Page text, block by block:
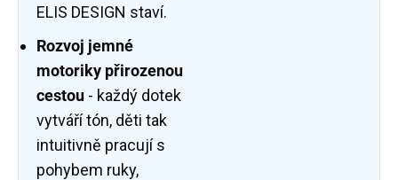
ELIS DESIGN staví.
Rozvoj jemné
motoriky přirozenou
cestou - každý dotek
vytváří tón, děti tak
intuitivně pracují s
pohybem ruky,